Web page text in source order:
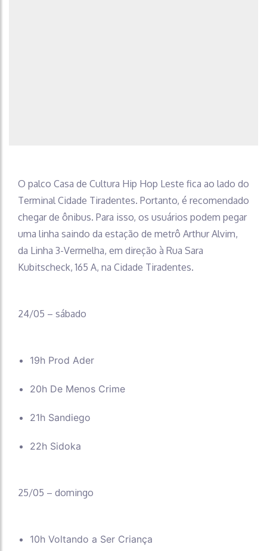
O palco Casa de Cultura Hip Hop Leste fica ao lado do
Terminal Cidade Tiradentes. Portanto, é recomendado
chegar de ônibus. Para isso, os usuários podem pegar
uma linha saindo da estação de metrô Arthur Alvim,
da Linha 3-Vermelha, em direção à Rua Sara
Kubitscheck, 165 A, na Cidade Tiradentes.
24/05 – sábado
19h Prod Ader
20h De Menos Crime
21h Sandiego
22h Sidoka
25/05 – domingo
10h Voltando a Ser Criança